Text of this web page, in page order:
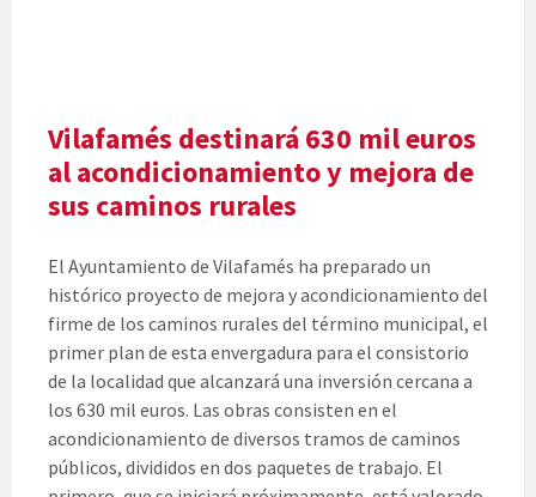
Vilafamés destinará 630 mil euros
al acondicionamiento y mejora de
sus caminos rurales
El Ayuntamiento de Vilafamés ha preparado un
histórico proyecto de mejora y acondicionamiento del
firme de los caminos rurales del término municipal, el
primer plan de esta envergadura para el consistorio
de la localidad que alcanzará una inversión cercana a
los 630 mil euros. Las obras consisten en el
acondicionamiento de diversos tramos de caminos
públicos, divididos en dos paquetes de trabajo. El